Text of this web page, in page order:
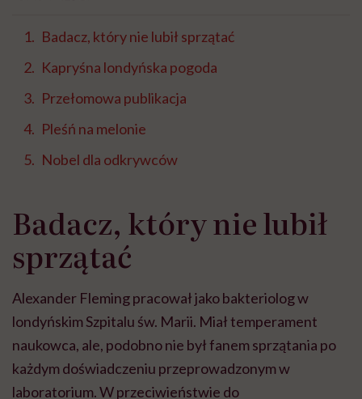
Badacz, który nie lubił sprzątać
Kapryśna londyńska pogoda
Przełomowa publikacja
Pleśń na melonie
Nobel dla odkrywców
Badacz, który nie lubił
sprzątać
Alexander Fleming pracował jako bakteriolog w
londyńskim Szpitalu św. Marii. Miał temperament
naukowca, ale, podobno nie był fanem sprzątania po
każdym doświadczeniu przeprowadzonym w
laboratorium. W przeciwieństwie do